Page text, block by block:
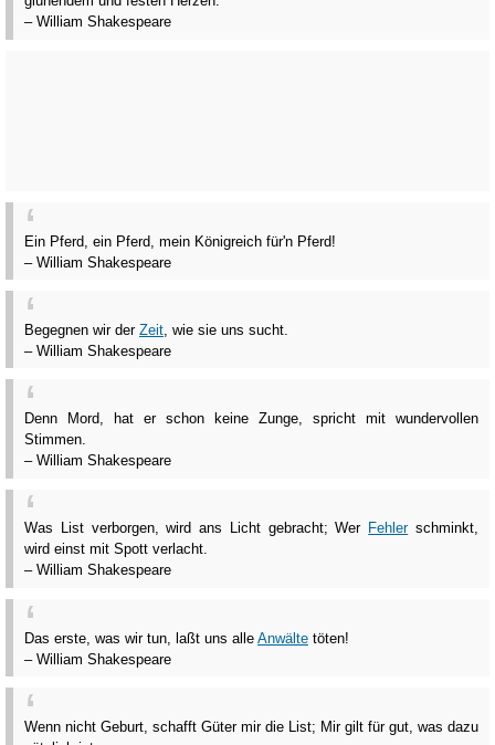
– William Shakespeare
Ein Pferd, ein Pferd, mein Königreich für'n Pferd!
– William Shakespeare
Begegnen wir der Zeit , wie sie uns sucht.
– William Shakespeare
Denn Mord, hat er schon keine Zunge, spricht mit wundervollen
Stimmen.
– William Shakespeare
Was List verborgen, wird ans Licht gebracht; Wer Fehlerschminkt,
wird einst mit Spott verlacht.
– William Shakespeare
Das erste, was wir tun, laßt uns alle Anwälte töten!
– William Shakespeare
Wenn nicht Geburt, schafft Güter mir die List; Mir gilt für gut, was dazu